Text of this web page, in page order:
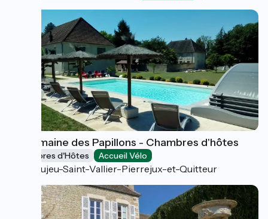
Le Domaine des Papillons - Chambres d'hôtes
Chambres d'Hôtes Accueil Vélo
Beaujeu-Saint-Vallier-Pierrejux-et-Quitteur